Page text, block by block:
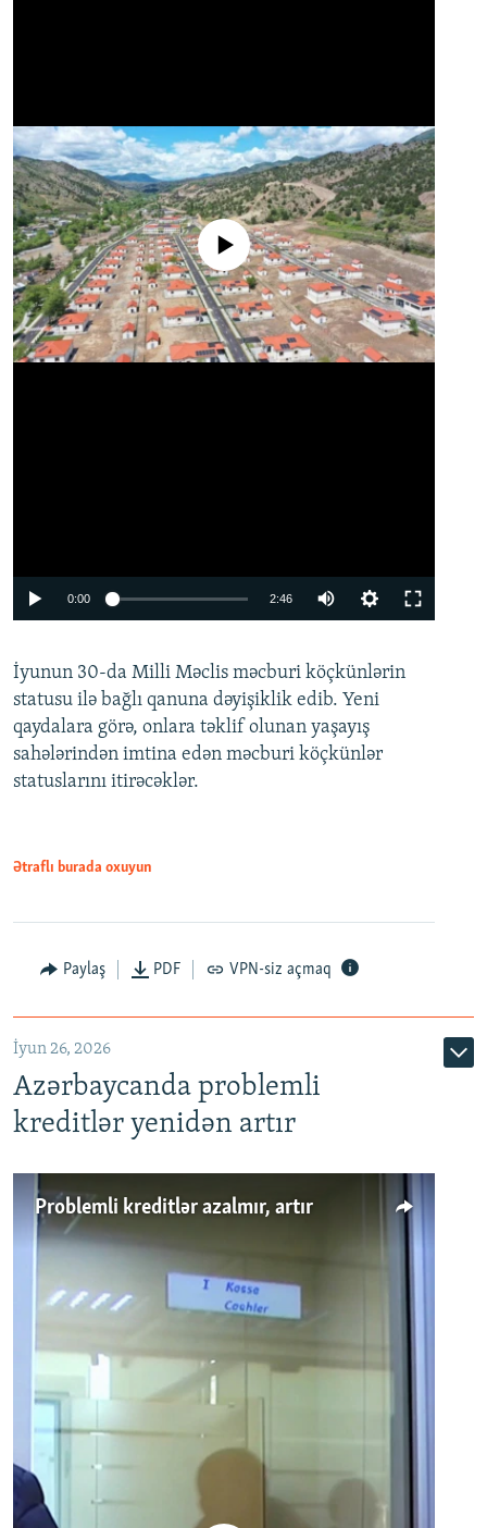
Auto 240p 360p 480p
720p 1080p
No media source currently available
0:00 2:46
360p
480p
720p
İyunun 30-da Milli Məclis məcburi köçkünlərin
statusu ilə bağlı qanuna dəyişiklik edib. Yeni
qaydalara görə, onlara təklif olunan yaşayış
sahələrindən imtina edən məcburi köçkünlər
statuslarını itirəcəklər.
Ətraflı burada oxuyun
Paylaş PDF VPN-siz açmaq
İyun 26, 2026
Azərbaycanda problemli
kreditlər yenidən artır
Problemli kreditlər azalmır, artır